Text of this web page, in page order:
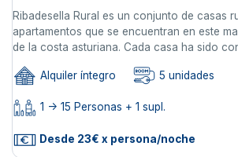
Ribadesella Rural es un conjunto de casas
apartamentos que se encuentran en este
de la costa asturiana. Cada casa ha sido
Alquiler íntegro 5 unidades
1 -> 15 Personas + 1 supl.
Desde 23€ x persona/noche